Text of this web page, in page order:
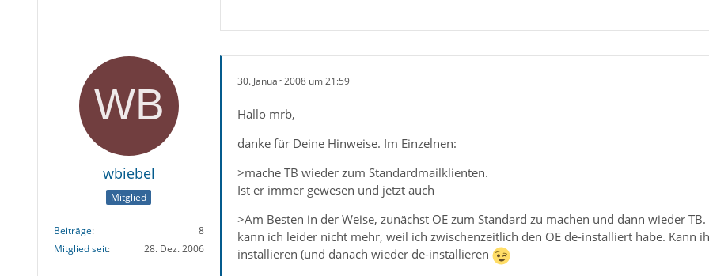
wbiebel
Mitglied
Beiträge
8
Mitglied seit
28. Dez. 2006
30. Januar 2008 um 21:59
Hallo mrb,
danke für Deine Hinweise. Im Einzelnen:
>mache TB wieder zum Standardmailklienten.
Ist er immer gewesen und jetzt auch
>Am Besten in der Weise, zunächst OE zum Standard zu machen und dann wieder TB.
kann ich leider nicht mehr, weil ich zwischenzeitlich den OE de-installiert habe. Kann
installieren (und danach wieder de-installieren